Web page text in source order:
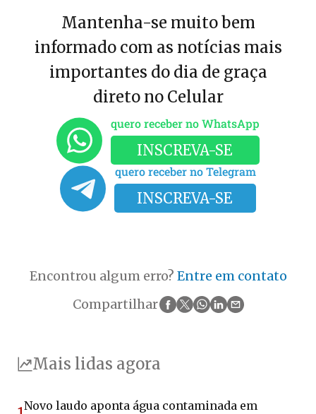
Mantenha-se muito bem
informado com as notícias mais
importantes do dia de graça
direto no Celular
quero receber no WhatsApp
INSCREVA-SE
quero receber no Telegram
INSCREVA-SE
Encontrou algum erro? Entre em contato
Compartilhar
Mais lidas agora
Novo laudo aponta água contaminada em